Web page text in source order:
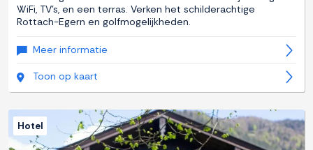
WiFi, TV's, en een terras. Verken het schilderachtige
Rottach-Egern en golfmogelijkheden.
Meer informatie
Toon op kaart
Hotel